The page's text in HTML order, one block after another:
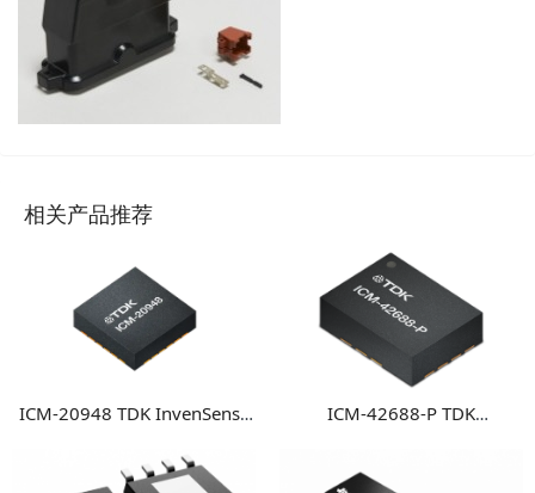
相关产品推荐
ICM-20948 TDK InvenSense
合运动检测方案
ICM-42688-P TDK